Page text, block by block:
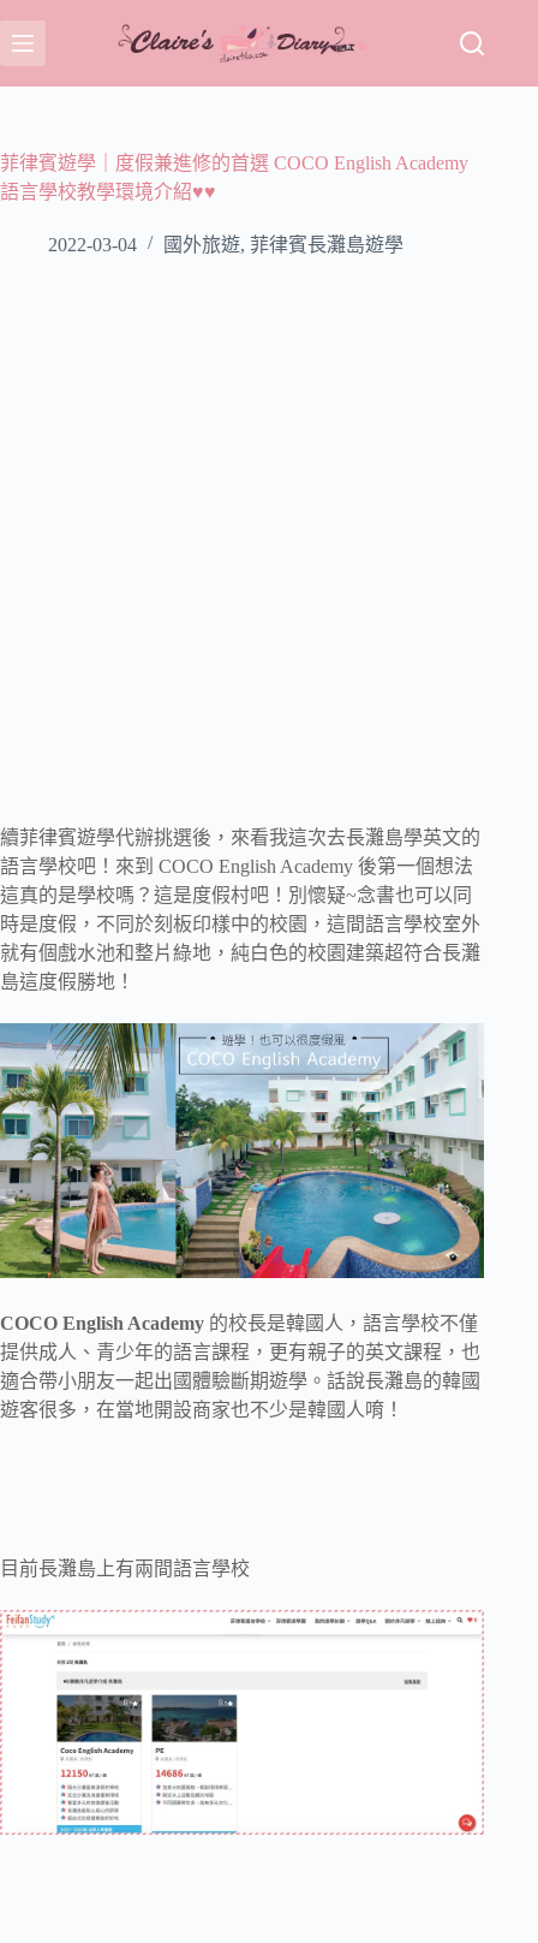
至
主
容
菲律賓遊學｜度假兼進修的首選 COCO English Academy
語言學校教學環境介紹♥♥
2022-03-04 國外旅遊, 菲律賓長灘島遊學
續菲律賓遊學代辦挑選後，來看我這次去長灘島學英文的
語言學校吧！來到 COCO English Academy 後第一個想法
這真的是學校嗎？這是度假村吧！別懷疑~念書也可以同
時是度假，不同於刻板印樣中的校園，這間語言學校室外
就有個戲水池和整片綠地，純白色的校園建築超符合長灘
島這度假勝地！
COCO English Academy 的校長是韓國人，語言學校不僅
提供成人、青少年的語言課程，更有親子的英文課程，也
適合帶小朋友一起出國體驗斷期遊學。話說長灘島的韓國
遊客很多，在當地開設商家也不少是韓國人唷！
目前長灘島上有兩間語言學校